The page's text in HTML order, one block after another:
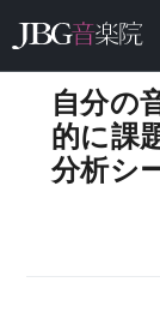
自分の
的に課
分析シ